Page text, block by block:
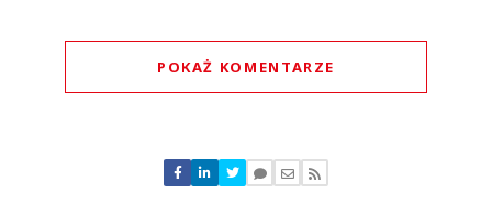
POKAŻ KOMENTARZE
Nie znaleziono komentarzy
Zostaw swoje komentarze